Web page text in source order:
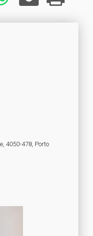
4050-478, Porto